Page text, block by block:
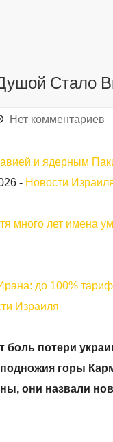
Стало
Нет комментариев
и ядерным
- Новости
много лет имена
до 100%
Израиля
потери
горы
они назвали